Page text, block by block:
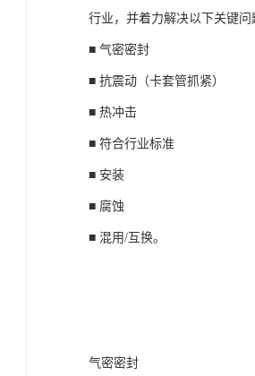
行业，并着力解决以下关键问
■ 气密密封
■ 抗震动（卡套管抓紧）
■ 热冲击
■ 符合行业标准
■ 安装
■ 腐蚀
■ 混用/互换。
气密密封